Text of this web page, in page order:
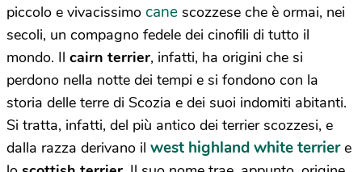
piccolo e vivacissimo cane scozzese che è ormai, nei
secoli, un compagno fedele dei cinofili di tutto il
mondo. Il cairn terrier, infatti, ha origini che si
perdono nella notte dei tempi e si fondono con la
storia delle terre di Scozia e dei suoi indomiti abitanti.
Si tratta, infatti, del più antico dei terrier scozzesi, e
dalla razza derivano il west highland white terriere